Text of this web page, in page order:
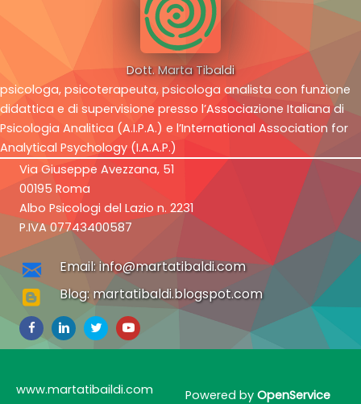
Dott. Marta Tibaldi
psicologa, psicoterapeuta, psicologa analista con funzione
didattica e di supervisione presso l’Associazione Italiana di
Psicologia Analitica (A.I.P.A.) e l’International Association for
Analytical Psychology (I.A.A.P.)
Via Giuseppe Avezzana, 51
00195 Roma
Albo Psicologi del Lazio n. 2231
P.IVA 07743400587
Email: info@martatibaldi.com
Blog: martatibaldi.blogspot.com
www.martatibaildi.com Powered by OpenService